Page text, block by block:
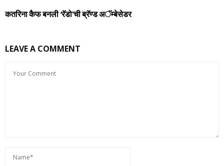
कतरिना कैफ बनली ‘रॅडो’ची ब्रॅण्‍ड अॅम्‍बेसेडर
LEAVE A COMMENT